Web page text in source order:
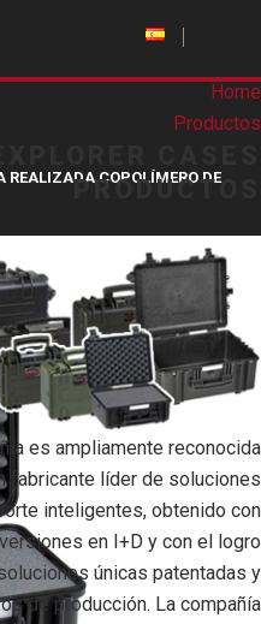
Home
Productos
PRODUCTOS
es ampliamente reconocida
fabricante líder de soluciones
inteligentes, obtenido con
en I+D y con el logro
únicas patentadas y
de producción. La compañía
REALIZADA COPOLÍMERO DE